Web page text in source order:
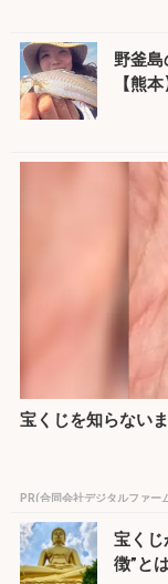
野釜
【熊
宝くじを知らない
PR(合同会社デジタルファー
宝くじ
徴”と